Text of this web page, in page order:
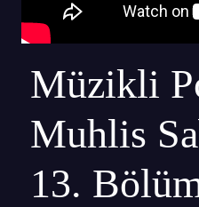
Müzikli
Muhlis
13.